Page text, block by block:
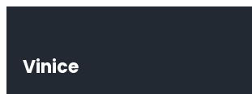
Vinice